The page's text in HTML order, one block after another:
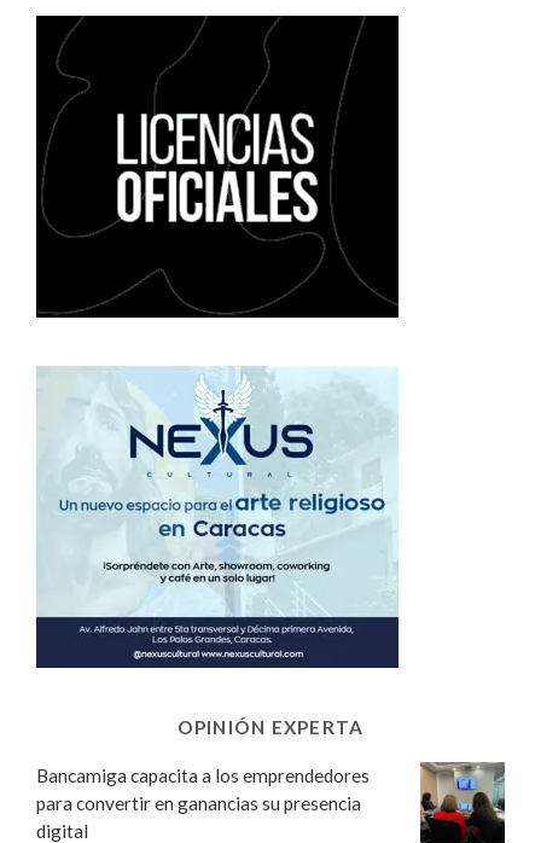
OPINIÓN EXPERTA
Bancamiga capacita a los emprendedores
para convertir en ganancias su presencia
digital